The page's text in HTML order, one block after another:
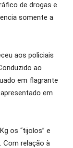
de drogas e
somente a
aos policiais
ao
em flagrante
em
os “tijolos” e
Com relação à